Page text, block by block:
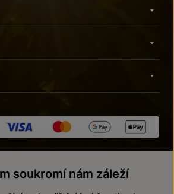
soukromí nám záleží